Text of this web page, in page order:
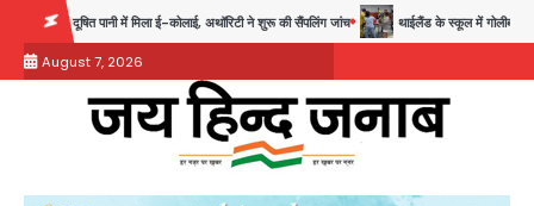
content
ई-कोलाई, अथॉरिटी ने शुरू की सैंपलिंग जांच थाईलैंड के स्कूल में गोलीबारी, 3 छात्रों समेत 6 लोगों की
August 7, 2026